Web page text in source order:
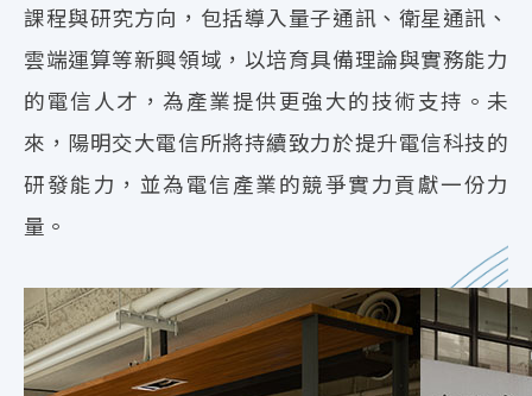
課程與研究方向，包括導入量子通訊、衛星通訊、
雲端運算等新興領域，以培育具備理論與實務能力
的電信人才，為產業提供更強大的技術支持。未
來，陽明交大電信所將持續致力於提升電信科技的
研發能力，並為電信產業的競爭實力貢獻一份力
量。